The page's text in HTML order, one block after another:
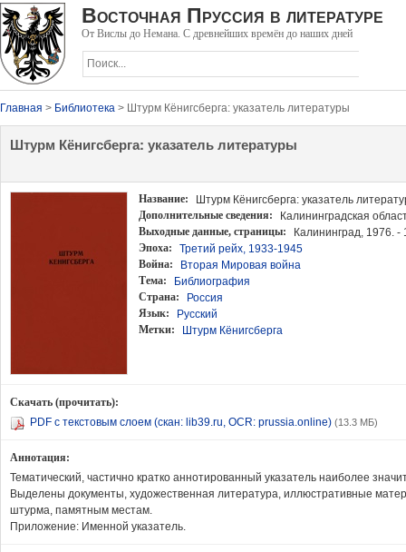
Восточная Пруссия в литературе
От Вислы до Немана. С древнейших времён до наших дней
Главная > Библиотека > Штурм Кёнигсберга: указатель литературы
Штурм Кёнигсберга: указатель литературы
Название:
Штурм Кёнигсберга: указатель
Дополнительные сведения:
Калининградская
Выходные данные, страницы:
Калининград, 1976. -
Эпоха:
Третий рейх, 1933-1945
Война:
Вторая Мировая война
Тема:
Библиография
Страна:
Россия
Язык:
Русский
Метки:
Штурм Кёнигсберга
Скачать (прочитать):
PDF с текстовым слоем (скан: lib39.ru, OCR: prussia.online) (13.3 МБ)
Аннотация:
Тематический, частично кратко аннотированный указатель наиболее
Выделены документы, художественная литература, иллюстративные
штурма, памятным местам.
Приложение: Именной указатель.